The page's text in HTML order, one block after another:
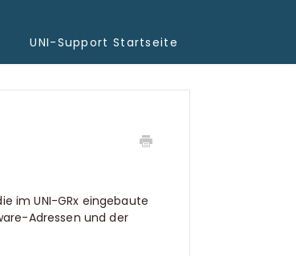
UNI-Support Startseite
im UNI-GRx eingebaute
Adressen und der